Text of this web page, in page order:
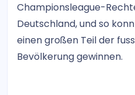
Championsleague-
Deutschland, und so
einen großen Teil der
Bevölkerung gewinnen.